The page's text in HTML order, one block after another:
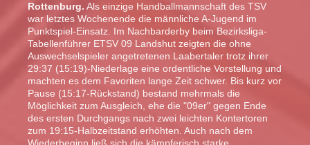
Rottenburg. Als einzige Handballmannschaft des TSV
war letztes Wochenende die männliche A-Jugend im
Punktspiel-Einsatz. Im Nachbarderby beim Bezirksliga-
Tabellenführer ETSV 09 Landshut zeigten die ohne
Auswechselspieler angetretenen Laabertaler trotz ihrer
29:37 (15:19)-Niederlage eine ordentliche Vorstellung und
machten es dem Favoriten lange Zeit schwer. Bis kurz vor
Pause (15:17-Rückstand) bestand mehrmals die
Möglichkeit zum Ausgleich, ehe die "09er" gegen Ende
des ersten Durchgangs nach zwei leichten Kontertoren
zum 19:15-Halbzeitstand erhöhten. Auch nach dem